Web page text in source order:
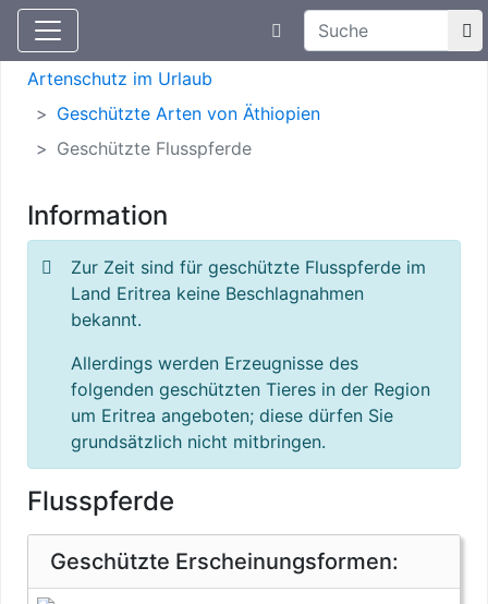
Aktuelle Meldungen
Suchtexteingabe
Artenschutz
Artenschutz im Urlaub
Geschützte Arten von Äthiopien
Geschützte Flusspferde
Information
Zur Zeit sind für geschützte Flusspferde im
Land Eritrea keine Beschlagnahmen
bekannt.
Allerdings werden Erzeugnisse des
folgenden geschützten Tieres in der Region
um Eritrea angeboten; diese dürfen Sie
grundsätzlich nicht mitbringen.
Flusspferde
Geschützte Erscheinungsformen: